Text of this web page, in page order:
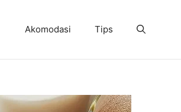
Akomodasi Tips